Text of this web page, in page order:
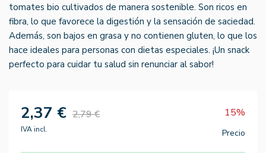
tomates bio cultivados de manera sostenible. Son ricos en
fibra, lo que favorece la digestión y la sensación de saciedad.
Además, son bajos en grasa y no contienen gluten, lo que los
hace ideales para personas con dietas especiales. ¡Un snack
perfecto para cuidar tu salud sin renunciar al sabor!
2,37 € 2,79 € 15%
IVA incl. Precio